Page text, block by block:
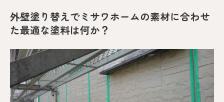
外壁塗り替えでミサワホームの素材に合わせ
た最適な塗料は何か？